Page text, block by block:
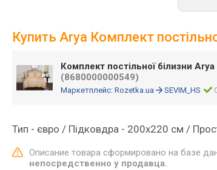
Купить Arya Комплект
Комплект постільної білизни
(8680000000549)
Маркетплейс: Rozetka.ua SEVIM_HS
Тип - євро / Підковдра - 200х220 см /
Описание товара сформировано на базе
непосредственно у продавца.